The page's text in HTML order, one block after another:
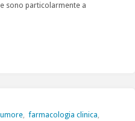
sono particolarmente a
, farmacologia clinica,